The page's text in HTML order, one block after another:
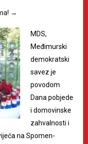
→
MDS,
Međimurski
demokratski
savez je
povodom
Dana pobjede
i domovinske
zahvalnosti i
na Spomen-